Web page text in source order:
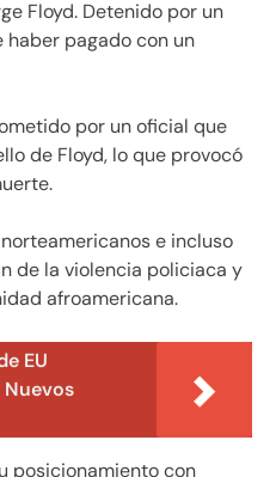
Floyd. Detenido por un
pagado con un
por un oficial que
de Floyd, lo que provocó
e incluso
de la violencia policiaca y
afroamericana.
EU
Nuevos
posicionamiento con